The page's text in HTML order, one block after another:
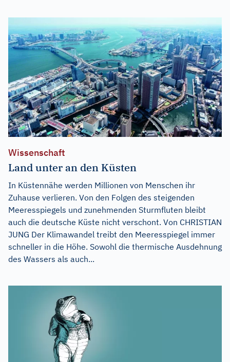
Wissenschaft
Land unter an den Küsten
In Küstennähe werden Millionen von Menschen ihr
Zuhause verlieren. Von den Folgen des steigenden
Meeresspiegels und zunehmenden Sturmfluten bleibt
auch die deutsche Küste nicht verschont. Von CHRISTIAN
JUNG Der Klimawandel treibt den Meeresspiegel immer
schneller in die Höhe. Sowohl die thermische Ausdehnung
des Wassers als auch...